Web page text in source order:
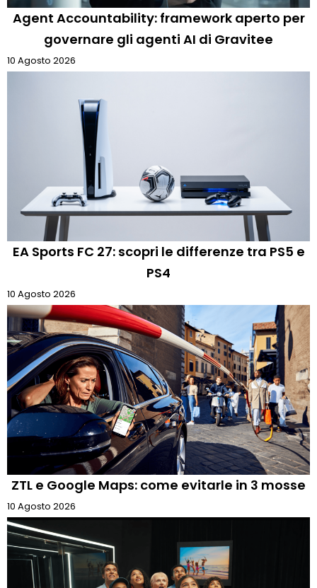
Agent Accountability: framework aperto per
governare gli agenti AI di Gravitee
10 Agosto 2026
EA Sports FC 27: scopri le differenze tra PS5 e
PS4
10 Agosto 2026
ZTL e Google Maps: come evitarle in 3 mosse
10 Agosto 2026